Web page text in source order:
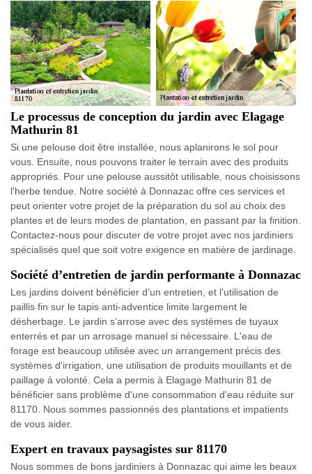
Le processus de conception du jardin avec Elagage
Mathurin 81
Si une pelouse doit être installée, nous aplanirons le sol pour
vous. Ensuite, nous pouvons traiter le terrain avec des produits
appropriés. Pour une pelouse aussitôt utilisable, nous choisissons
l'herbe tendue. Notre société à Donnazac offre ces services et
peut orienter votre projet de la préparation du sol au choix des
plantes et de leurs modes de plantation, en passant par la finition.
Contactez-nous pour discuter de votre projet avec nos jardiniers
spécialisés quel que soit votre exigence en matière de jardinage.
Société d’entretien de jardin performante à Donnazac
Les jardins doivent bénéficier d’un entretien, et l'utilisation de
paillis fin sur le tapis anti-adventice limite largement le
désherbage. Le jardin s’arrose avec des systèmes de tuyaux
enterrés et par un arrosage manuel si nécessaire. L'eau de
forage est beaucoup utilisée avec un arrangement précis des
systèmes d'irrigation, une utilisation de produits mouillants et de
paillage à volonté. Cela a permis à Elagage Mathurin 81 de
bénéficier sans problème d'une consommation d'eau réduite sur
81170. Nous sommes passionnés des plantations et impatients
de vous aider.
Expert en travaux paysagistes sur 81170
Nous sommes de bons jardiniers à Donnazac qui aime les beaux